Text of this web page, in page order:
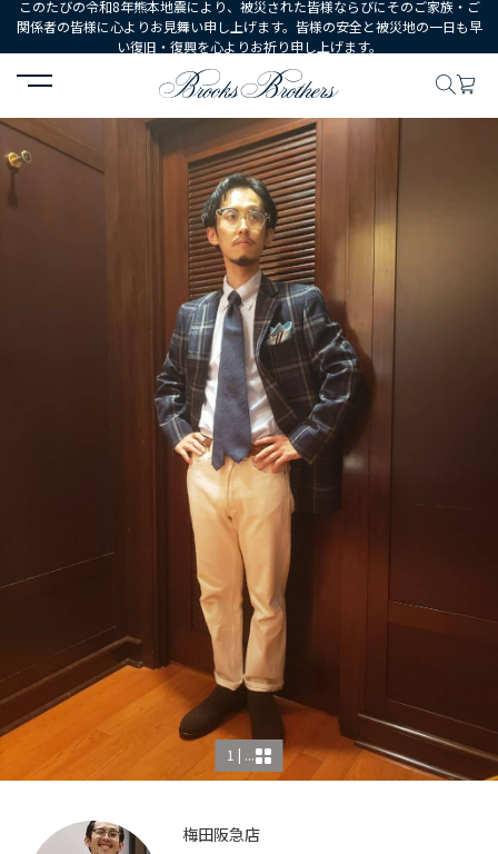
このたびの令和8年熊本地震により、被災された皆様ならびにそのご家族・ご
関係者の皆様に心よりお見舞い申し上げます。皆様の安全と被災地の一日も早
い復旧・復興を心よりお祈り申し上げます。
HOME コーディネート コーディネート詳細
1 | ...
梅田阪急店